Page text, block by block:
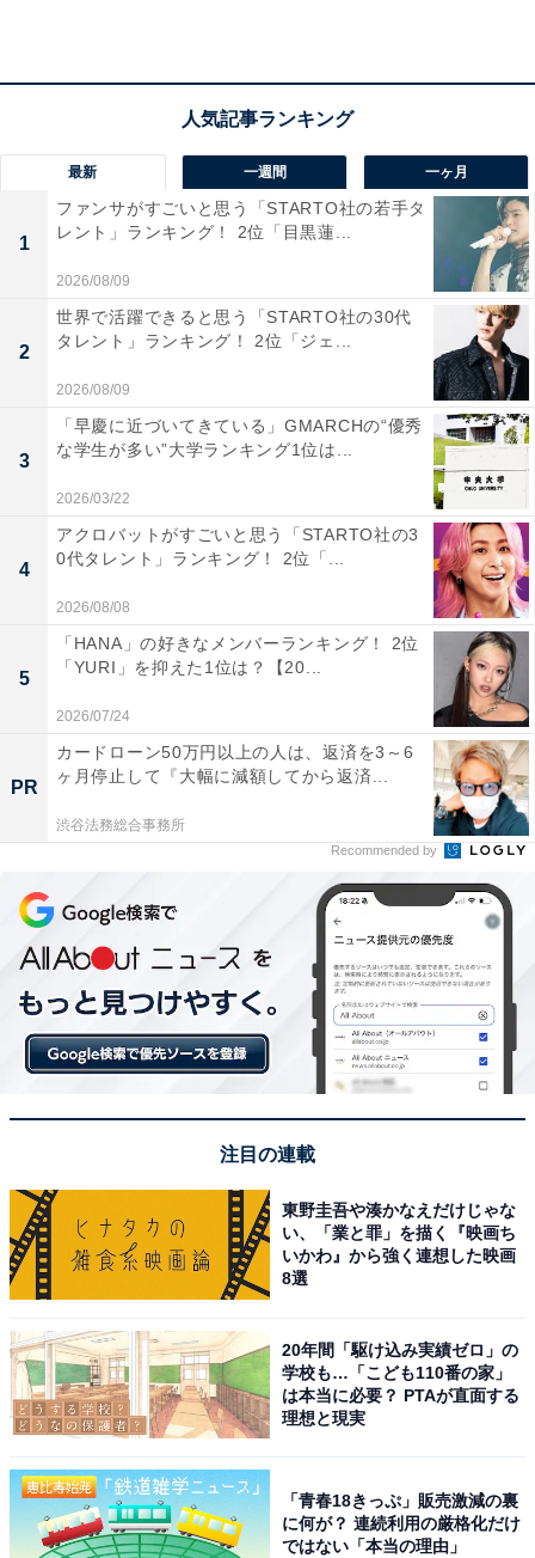
「高身長でワイルドなモデル出身の風貌や、コメデ
ィからシリアスまでこなす熱い演技が印象的だった
ため、ゴリゴリの理系である理工学部電気工学科を
卒業されていると知った時はギャップに驚きまし
1位：山本美月（明治大学 農学部）／65票
見事1位に輝いたのは、明治大学農学部出身の山本美月
さんです。モデル・俳優として華やかに活躍する一方、
大学では生命科学や植物、農業について専門的に学ぶ理
系女子でした。その透明感あふれるお嬢様風のルックス
最新 一週間 一ヶ月
1
ファンサがすごいと思う「STARTO社の若手タ
レント」ランキング！ 2位「目黒蓮...
2026/08/09
2
世界で活躍できると思う「STARTO社の30代
タレント」ランキング！ 2位「ジェ...
2026/08/09
3
「早慶に近づいてきている」GMARCHの“優秀
な学生が多い”大学ランキング1位は...
2026/03/22
4
アクロバットがすごいと思う「STARTO社の3
0代タレント」ランキング！ 2位「...
2026/08/08
5
「HANA」の好きなメンバーランキング！ 2位
「YURI」を抑えた1位は？【20...
2026/07/24
PR
カードローン50万円以上の人は、返済を3～6
ヶ月停止して『大幅に減額してから返済...
渋谷法務総合事務所
Recommended by
注目の連載
東野圭吾や湊かなえだけじゃな
い、「業と罪」を描く『映画ち
いかわ』から強く連想した映画
8選
20年間「駆け込み実績ゼロ」の
学校も…「こども110番の家」
は本当に必要？ PTAが直面する
理想と現実
「青春18きっぷ」販売激減の裏
に何が？ 連続利用の厳格化だけ
ではない「本当の理由」